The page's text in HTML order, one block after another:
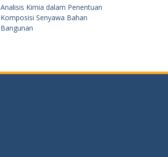
Analisis Kimia dalam Penentuan
Komposisi Senyawa Bahan
Bangunan